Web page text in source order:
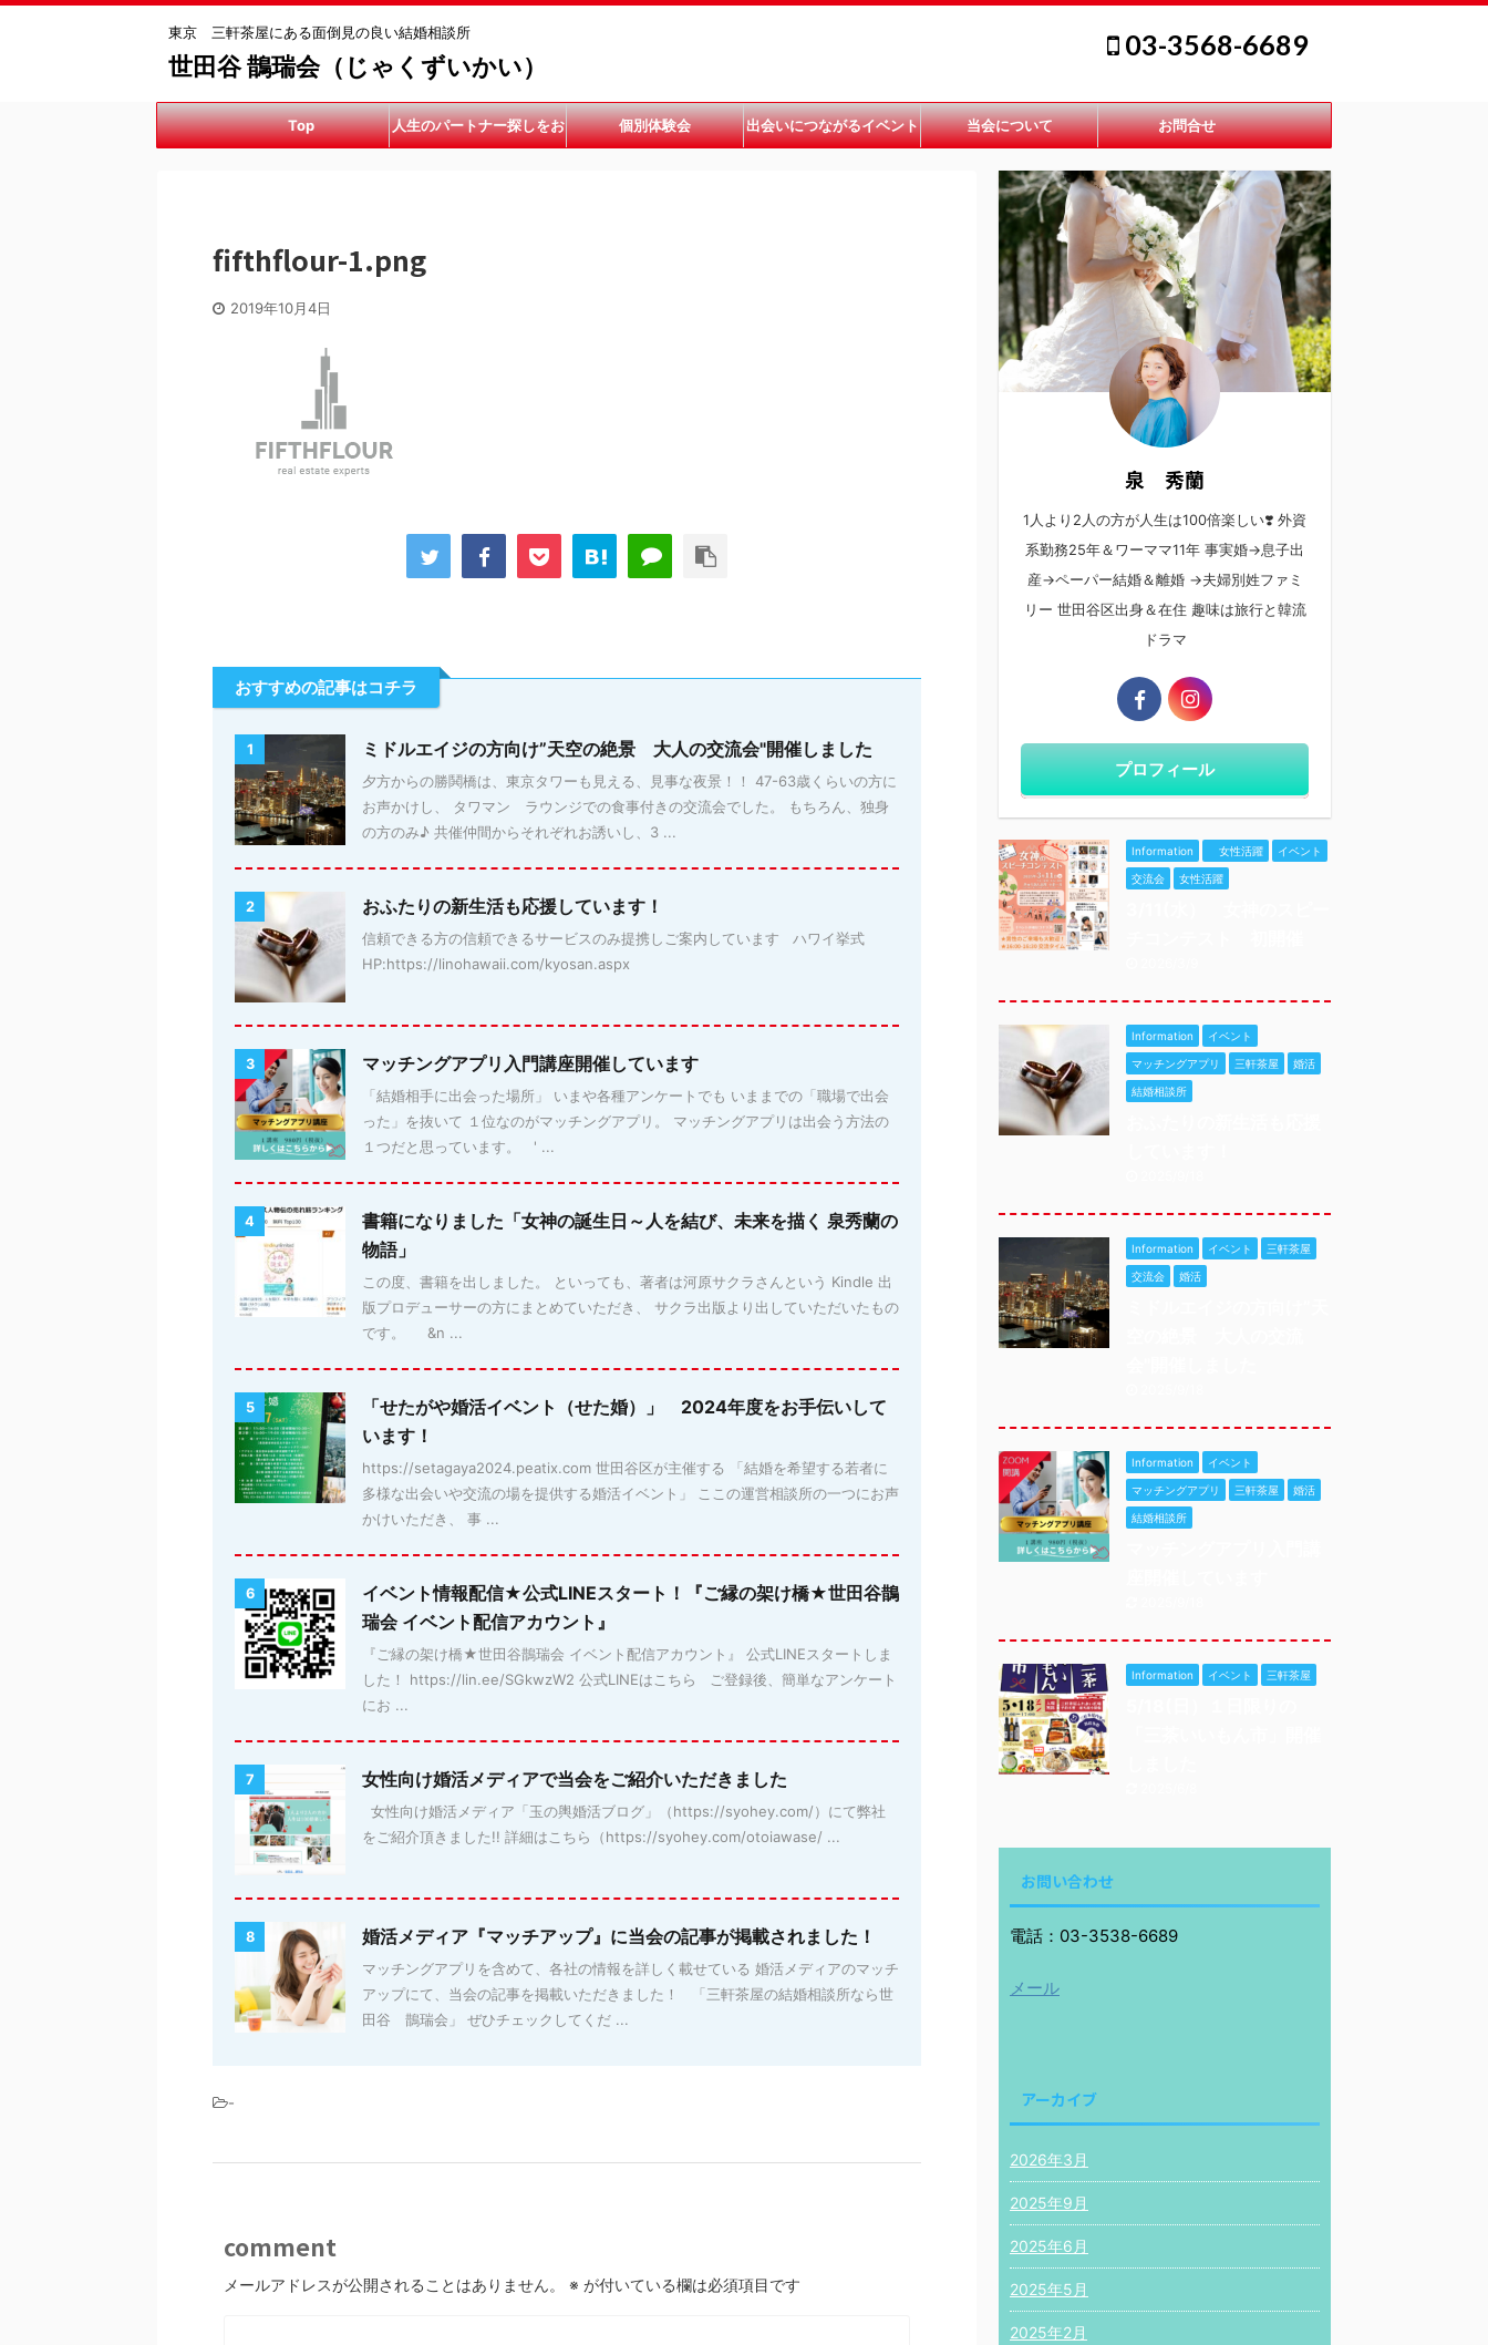
東京 三軒茶屋にある面倒見の良い結婚相談所
世田谷 鵲瑞会（じゃくずいかい）
03-3568-6689
Top 人生のパートナー探しをお 個別体験会 出会いにつながるイベント 当会について お問合せ
fifthflour-1.png
2019年10月4日
おすすめの記事はコチラ
1 ミドルエイジの方向け”天空の絶景 大人の交流会"開催しました
夕方からの勝鬨橋は、東京タワーも見える、見事な夜景！！ 47-63歳くらいの方に
お声かけし、 タワマン ラウンジでの食事付きの交流会でした。 もちろん、独身
の方のみ♪ 共催仲間からそれぞれお誘いし、3 ...
2 おふたりの新生活も応援しています！
信頼できる方の信頼できるサービスのみ提携しご案内しています ハワイ挙式
HP:https://linohawaii.com/kyosan.aspx
3 マッチングアプリ入門講座開催しています
「結婚相手に出会った場所」 いまや各種アンケートでも いままでの「職場で出会
った」を抜いて １位なのがマッチングアプリ。 マッチングアプリは出会う方法の
１つだと思っています。 ' ...
4
書籍になりました「女神の誕生日～人を結び、未来を描く 泉秀蘭の
物語」
この度、書籍を出しました。 といっても、著者は河原サクラさんという Kindle 出
版プロデューサーの方にまとめていただき、 サクラ出版より出していただいたもの
です。 &n ...
5
「せたがや婚活イベント（せた婚）」 2024年度をお手伝いして
います！
https://setagaya2024.peatix.com 世田谷区が主催する 「結婚を希望する若者に
多様な出会いや交流の場を提供する婚活イベント」 ここの運営相談所の一つにお声
かけいただき、 事 ...
6
イベント情報配信★公式LINEスタート！『ご縁の架け橋★世田谷鵲
瑞会 イベント配信アカウント』
『ご縁の架け橋★世田谷鵲瑞会 イベント配信アカウント』 公式LINEスタートしま
した！ https://lin.ee/SGkwzW2 公式LINEはこちら ご登録後、簡単なアンケート
にお ...
7 女性向け婚活メディアで当会をご紹介いただきました
女性向け婚活メディア「玉の輿婚活ブログ」（https://syohey.com/）にて弊社
をご紹介頂きました!! 詳細はこちら（https://syohey.com/otoiawase/ ...
8 婚活メディア『マッチアップ』に当会の記事が掲載されました！
マッチングアプリを含めて、各社の情報を詳しく載せている 婚活メディアのマッチ
アップにて、当会の記事を掲載いただきました！ 「三軒茶屋の結婚相談所なら世
田谷 鵲瑞会」 ぜひチェックしてくだ ...
-
comment
メールアドレスが公開されることはありません。 ※ が付いている欄は必須項目です
泉 秀蘭
1人より2人の方が人生は100倍楽しい❣️ 外資
系勤務25年＆ワーママ11年 事実婚→息子出
産→ペーパー結婚＆離婚 →夫婦別姓ファミ
リー 世田谷区出身＆在住 趣味は旅行と韓流
ドラマ
プロフィール
Information 女性活躍 イベント
交流会 女性活躍
Information イベント
マッチングアプリ 三軒茶屋 婚活
結婚相談所
Information イベント 三軒茶屋
交流会 婚活
Information イベント
マッチングアプリ 三軒茶屋 婚活
結婚相談所
Information イベント 三軒茶屋
お問い合わせ
電話：03-3538-6689
メール
アーカイブ
2026年3月
2025年9月
2025年6月
2025年5月
2025年2月